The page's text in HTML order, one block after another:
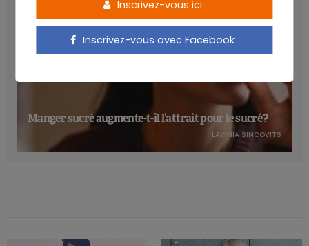
Manger sucré augmente-t-il l’attrait pour le sucré ?
LAVINIA SINCOVITS
Inscrivez-vous ici
Inscrivez-vous avec Facebook